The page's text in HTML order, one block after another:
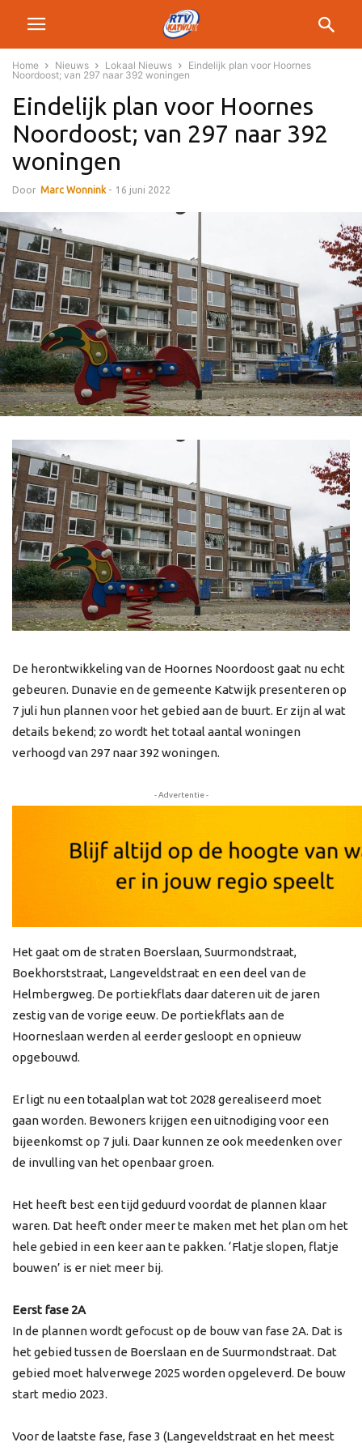
Home Nieuws Lokaal Nieuws
Eindelijk plan voor Hoornes
Noordoost; van 297 naar 392 woningen
Eindelijk plan voor Hoornes
Noordoost; van 297 naar 392
woningen
Door Marc Wonnink - 16 juni 2022
De herontwikkeling van de Hoornes Noordoost gaat nu echt
gebeuren. Dunavie en de gemeente Katwijk presenteren op
7 juli hun plannen voor het gebied aan de buurt. Er zijn al wat
details bekend; zo wordt het totaal aantal woningen
verhoogd van 297 naar 392 woningen.
- Advertentie -
Het gaat om de straten Boerslaan, Suurmondstraat,
Boekhorststraat, Langeveldstraat en een deel van de
Helmbergweg. De portiekflats daar dateren uit de jaren
zestig van de vorige eeuw. De portiekflats aan de
Hoorneslaan werden al eerder gesloopt en opnieuw
opgebouwd.
Er ligt nu een totaalplan wat tot 2028 gerealiseerd moet
gaan worden. Bewoners krijgen een uitnodiging voor een
bijeenkomst op 7 juli. Daar kunnen ze ook meedenken over
de invulling van het openbaar groen.
Het heeft best een tijd geduurd voordat de plannen klaar
waren. Dat heeft onder meer te maken met het plan om het
hele gebied in een keer aan te pakken. ‘Flatje slopen, flatje
bouwen’ is er niet meer bij.
Eerst fase 2A
In de plannen wordt gefocust op de bouw van fase 2A. Dat is
het gebied tussen de Boerslaan en de Suurmondstraat. Dat
gebied moet halverwege 2025 worden opgeleverd. De bouw
start medio 2023.
Voor de laatste fase, fase 3 (Langeveldstraat en het meest